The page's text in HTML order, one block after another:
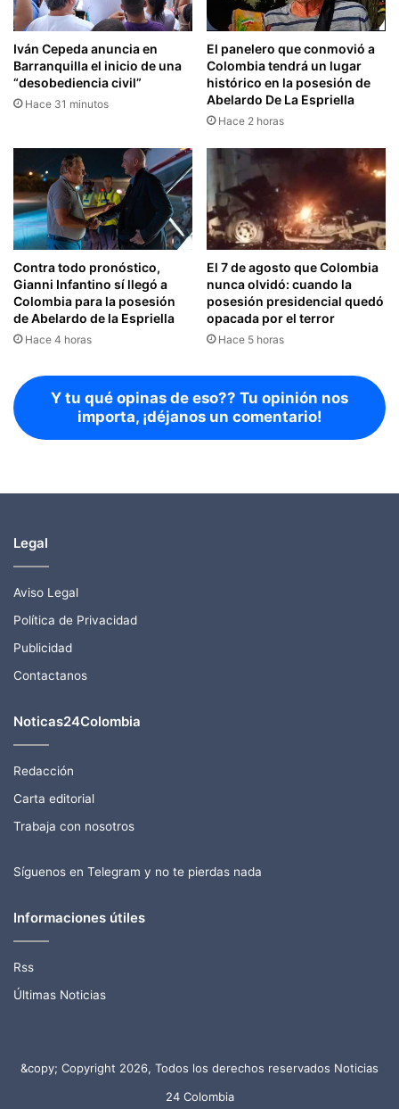
Iván Cepeda anuncia en
Barranquilla el inicio de una
“desobediencia civil”
Hace 31 minutos
El panelero que conmovió a
Colombia tendrá un lugar
histórico en la posesión de
Abelardo De La Espriella
Hace 2 horas
Contra todo pronóstico,
Gianni Infantino sí llegó a
Colombia para la posesión
de Abelardo de la Espriella
Hace 4 horas
El 7 de agosto que Colombia
nunca olvidó: cuando la
posesión presidencial quedó
opacada por el terror
Hace 5 horas
Y tu qué opinas de eso?? Tu opinión nos
importa, ¡déjanos un comentario!
Legal
Aviso Legal
Política de Privacidad
Publicidad
Contactanos
Noticas24Colombia
Redacción
Carta editorial
Trabaja con nosotros
Síguenos en Telegram y no te pierdas nada
Informaciones útiles
Rss
Últimas Noticias
&copy; Copyright 2026, Todos los derechos reservados Noticias
24 Colombia